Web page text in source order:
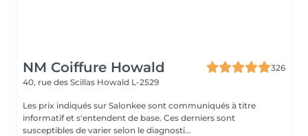
NM Coiffure Howald
326
40, rue des Scillas Howald L-2529
Les prix indiqués sur Salonkee sont communiqués à titre
informatif et s'entendent de base. Ces derniers sont
susceptibles de varier selon le diagnosti...